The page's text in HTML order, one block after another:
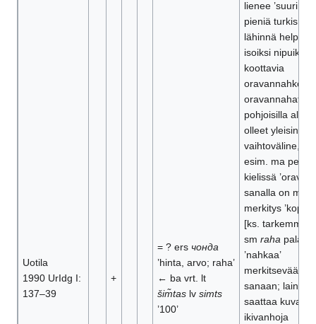
Uotila
1990 UrIdg I:
137–39
+
= ? ers чонда
’hinta, arvo; raha’
← ba vrt. lt
šim̃taslv simts
’100’
lienee ’suuri
pieniä
lähinnä helposti
isoiksi nipuiksi
koottavia
oravannahkoja;
oravannahat
pohjoisilla
olleet yleisin
vaihtoväline,
esim. ma pe ja
kielissä ’orava’-
sanalla on myös
merkitys
[ks. tarkemmin]
sm raha
’nahkaa’
merkitsevään
sanaan; laina
saattaa
ikivanhoja